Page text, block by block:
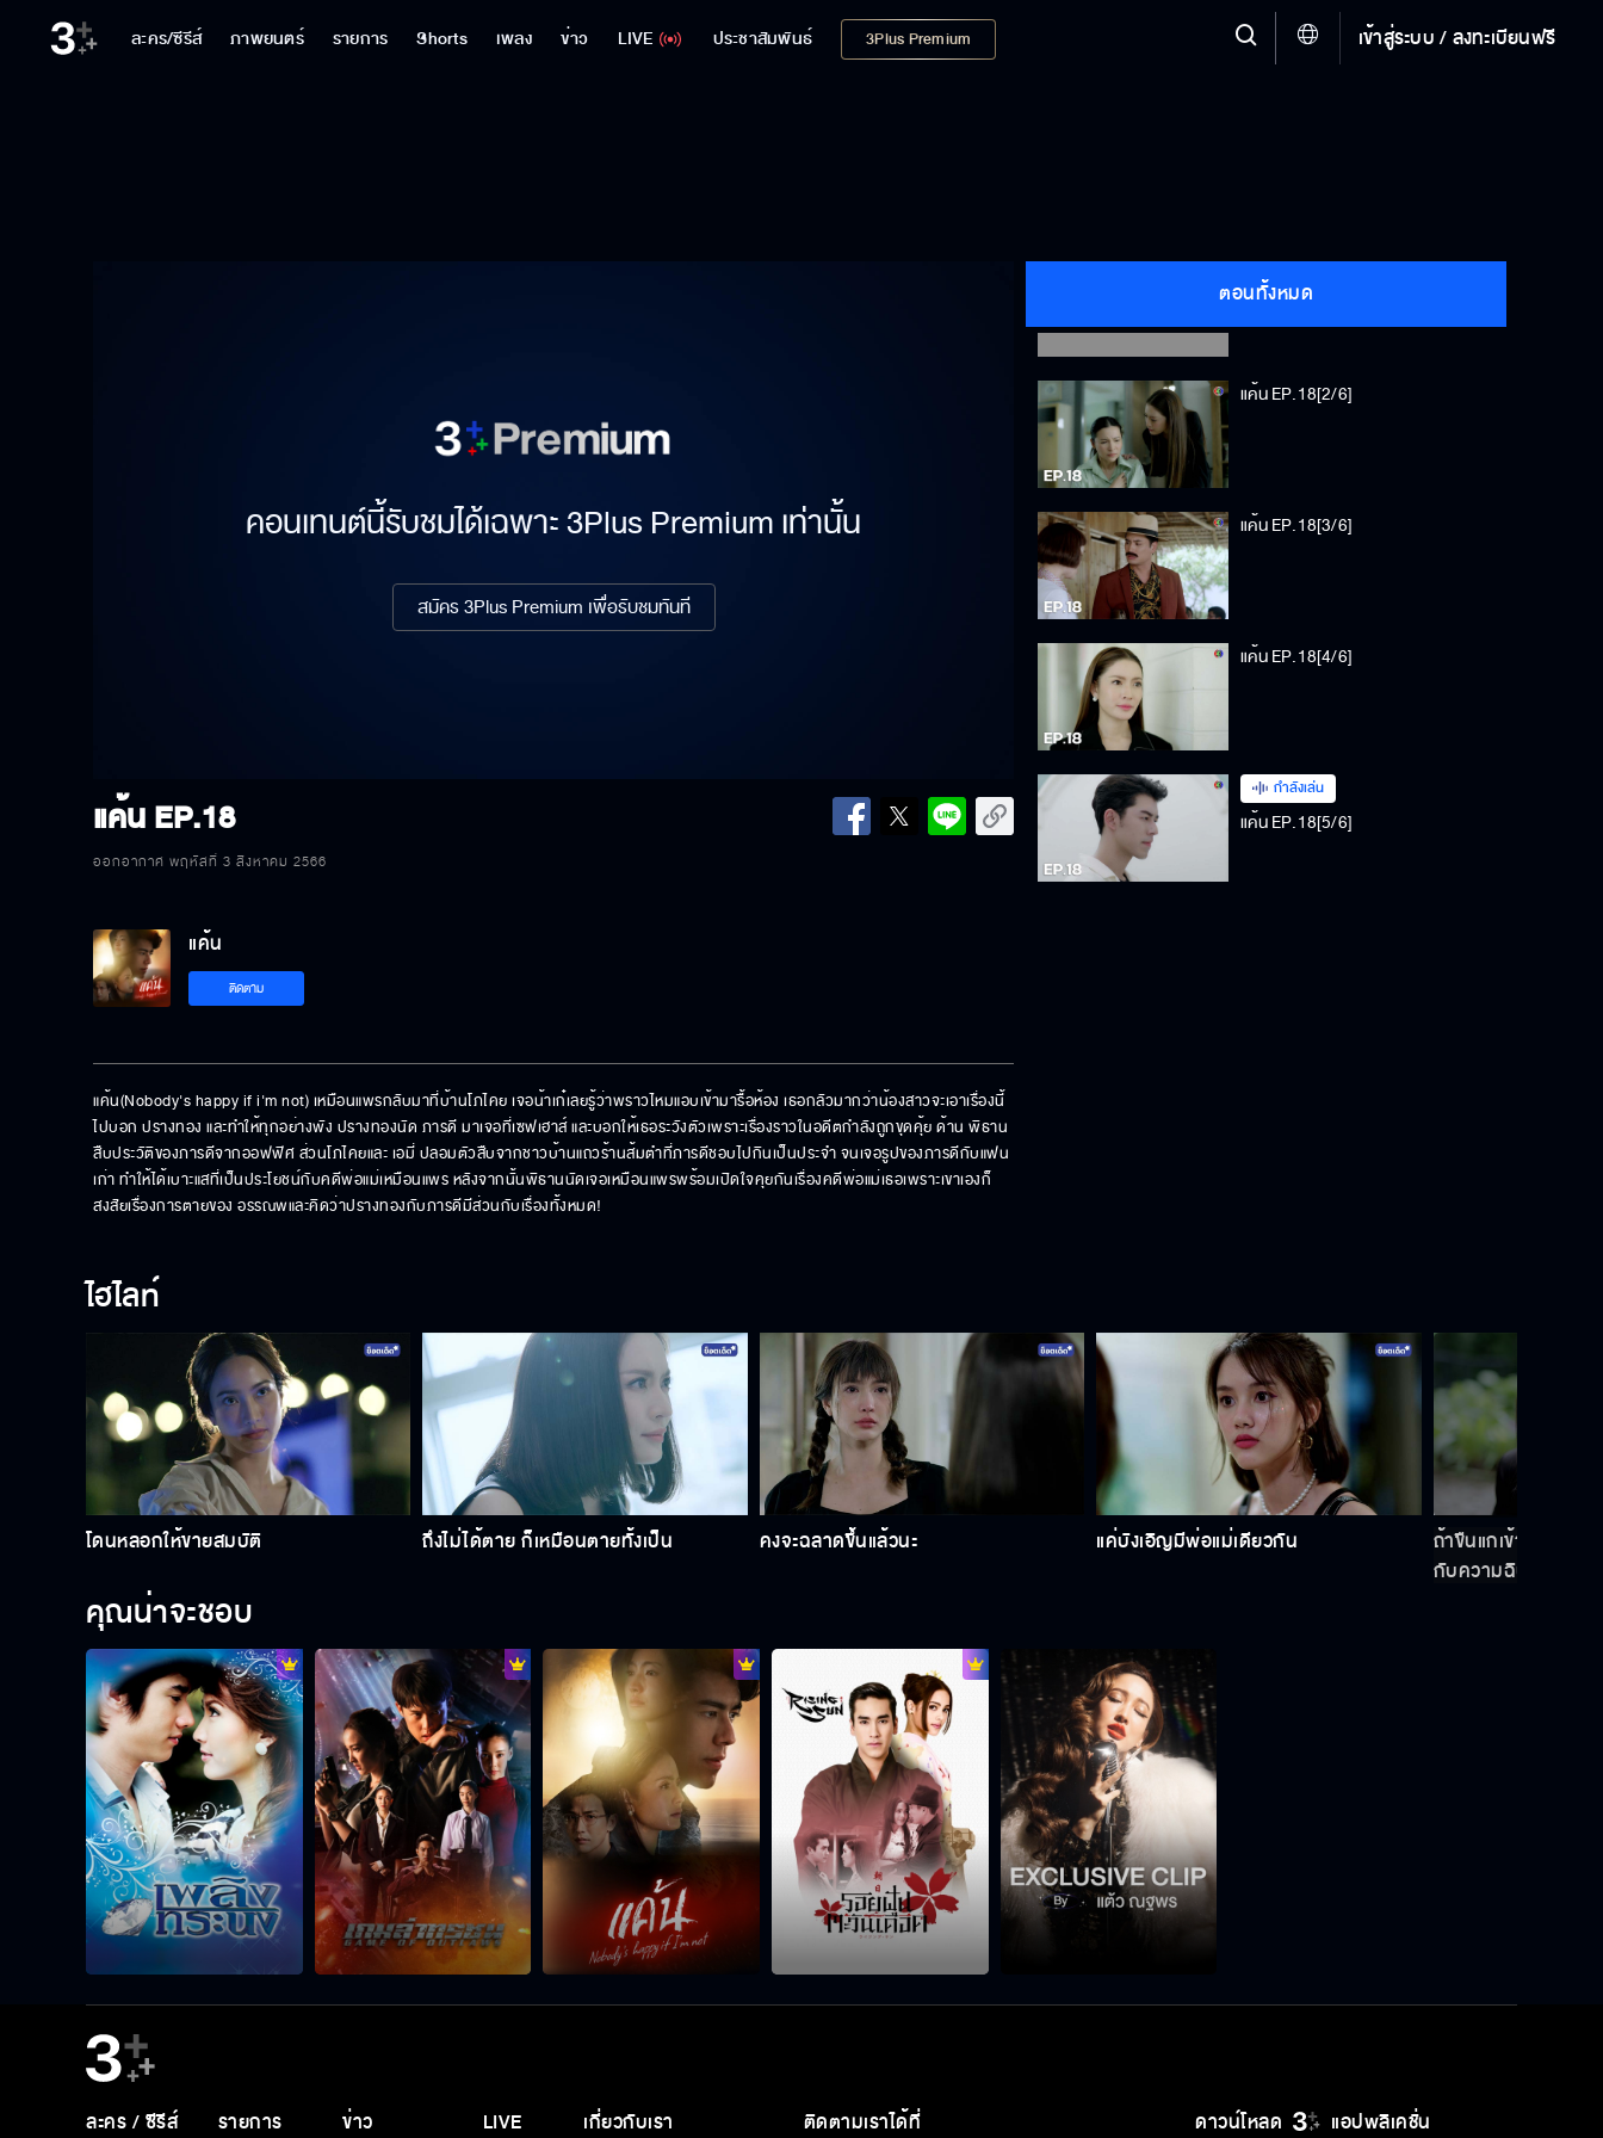
ละคร/ซีรีส์ ภาพยนตร์ รายการ Shorts เพลง ข่าว LIVE ประชาสัมพันธ์ 3Plus Premium เข้าสู่ระบบ / ลงทะเบียนฟรี
คอนเทนต์นี้รับชมได้เฉพาะ 3Plus Premium เท่านั้น
สมัคร 3Plus Premium เพื่อรับชมทันที
แค้นEP.18
ออกอากาศ พฤหัสที่ 3 สิงหาคม 2566
ตอนทั้งหมด
แค้น EP.18[1/6]
แค้น EP.18[2/6]
แค้น EP.18[3/6]
แค้น EP.18[4/6]
กำลังเล่น
แค้น EP.18[5/6]
แค้น
ติดตาม
แค้น(Nobody's happy if i'm not) เหมือนแพรกลับมาที่บ้านโภไคย เจอน้าเก๋เลยรู้ว่าพราวไหมแอบเข้ามารื้อห้อง เธอกลัวมากว่าน้องสาวจะเอาเรื่องนี้
ไปบอก ปรางทอง และทำให้ทุกอย่างพัง ปรางทองนัด ภารดี มาเจอที่เซฟเฮาส์ และบอกให้เธอระวังตัวเพราะเรื่องราวในอดีตกำลังถูกขุดคุ้ย ด้าน พิธาน
สืบประวัติของภารดีจากออฟฟิศ ส่วนโภไคยและ เอมี่ ปลอมตัวสืบจากชาวบ้านแถวร้านส้มตำที่ภารดีชอบไปกินเป็นประจำ จนเจอรูปของภารดีกับแฟน
เก่า ทำให้ได้เบาะแสที่เป็นประโยชน์กับคดีพ่อแม่เหมือนแพร หลังจากนั้นพิธานนัดเจอเหมือนแพรพร้อมเปิดใจคุยกันเรื่องคดีพ่อแม่เธอเพราะเขาเองก็
สงสัยเรื่องการตายของ อรรณพและคิดว่าปรางทองกับภารดีมีส่วนกับเรื่องทั้งหมด!
ไฮไลท์
โดนหลอกให้ขายสมบัติ ถึงไม่ได้ตาย ก็เหมือนตายทั้งเป็น คงจะฉลาดขึ้นแล้วนะ แค่บังเอิญมีพ่อแม่เดียวกัน
ถ้าขืนแกเข้าใกล้ลูก
กับความฉิบหายได้เ
คุณน่าจะชอบ
ดาวน์โหลด แอปพลิเคชั่น
ละคร / ซีรีส์ รายการ ข่าว LIVE เกี่ยวกับเรา ติดตามเราได้ที่